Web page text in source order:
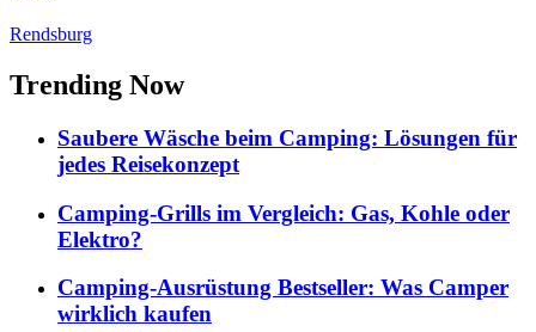
Rendsburg
Trending Now
Saubere Wäsche beim Camping: Lösungen für
jedes Reisekonzept
Camping-Grills im Vergleich: Gas, Kohle oder
Elektro?
Camping-Ausrüstung Bestseller: Was Camper
wirklich kaufen